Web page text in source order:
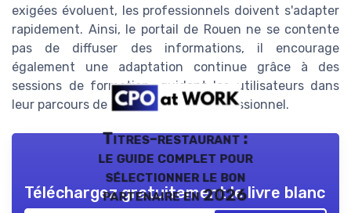
exigées évoluent, les professionnels doivent s'adapter
rapidement. Ainsi, le portail de Rouen ne se contente
pas de diffuser des informations, il encourage
également une adaptation continue grâce à des
sessions de formation, guidant les utilisateurs dans
leur parcours de développement professionnel.
Titres-restaurant :
le guide complet pour
sélectionner le bon
partenaire en 2026
Téléchargez gratuitement le livre blanc